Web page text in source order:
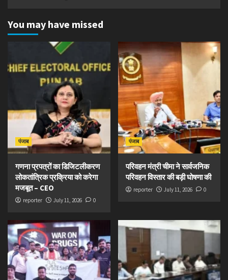
You may have missed
पंजाब
गणना प्रपत्रों का डिजिटलीकरण
लोकतांत्रिक प्रक्रिया को करेगा
मजबूत – CEO
reporter July 11, 2026 0
पंजाब
परिवहन मंत्री चीमा ने सार्वजनिक
परिवहन विस्तार की बड़ी घोषणा की
reporter July 11, 2026 0